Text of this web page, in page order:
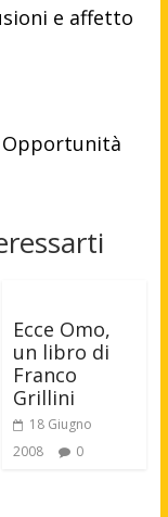
e affetto
Opportunità
Ecce Omo,
un libro di
Franco
Grillini
18 Giugno
2008
0